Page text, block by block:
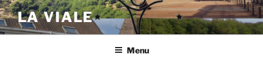
Aller
au
contenu
LA VIALE
Menu